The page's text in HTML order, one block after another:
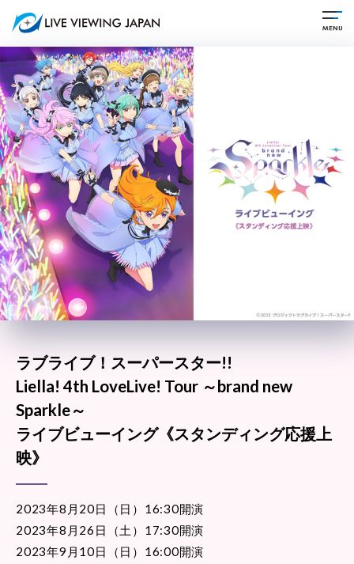
ラブライブ！スーパースター!!
Liella! 4th LoveLive! Tour ～brand new
Sparkle～
ライブビューイング《スタンディング応援上
映》
2023年8月20日（日）16:30開演
2023年8月26日（土）17:30開演
2023年9月10日（日）16:00開演